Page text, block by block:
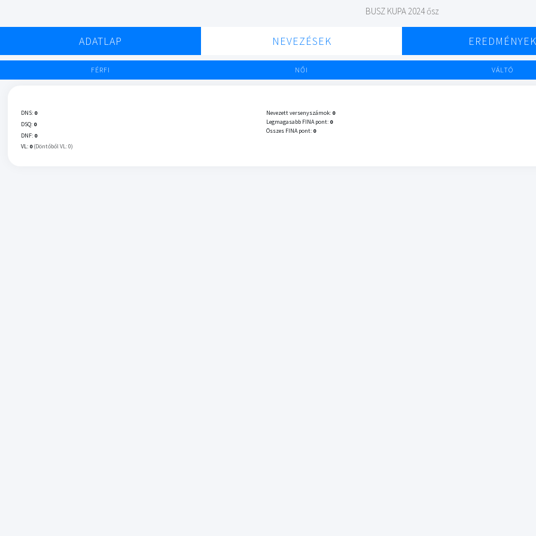
BUSZ KUPA 2024 ősz
ADATLAP NEVEZÉSEK EREDMÉNYEK
FÉRFI NŐI VÁLTÓ
DNS: 0
DSQ: 0
DNF: 0
VL: 0 (Döntőből VL: 0)
Nevezett versenyszámok: 0
Legmagasabb FINA pont: 0
Összes FINA pont: 0